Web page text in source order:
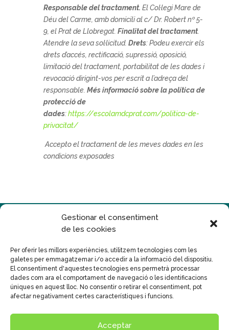
Gestionar el consentiment
de les cookies
Per oferir les millors experiències, utilitzem tecnologies com les
galetes per emmagatzemar i/o accedir a la informació del dispositiu.
El consentiment d'aquestes tecnologies ens permetrà processar
dades com ara el comportament de navegació o les identificacions
úniques en aquest lloc. No consentir o retirar el consentiment, pot
afectar negativament certes característiques i funcions.
Acceptar
Responsable del tractament.ElCol·legi Mare de
Déu del Carme, amb domicili al c/ Dr. Robert nº 5-
9, el Prat de Llobregat.Finalitat del tractament.
Atendre la seva sol·licitud.Drets: Podeu exercir els
drets d’accés, rectificació, supressió, oposició,
limitació del tractament, portabilitat de les dades i
revocació dirigint-vos per escrit a l’adreça del
responsable.Més informació sobre la política de
protecció de
dades:https://escolamdcprat.com/politica-de-
privacitat/
Accepto el tractament de les meves dades en les
condicions exposades
DissenyPublicidad Tecna, S.L.
© Col•legi Mare de Déu del Carme
Text legal|Políticas de Privacitat|Cookies
Política general SIIF
Canal de Protecció al menor